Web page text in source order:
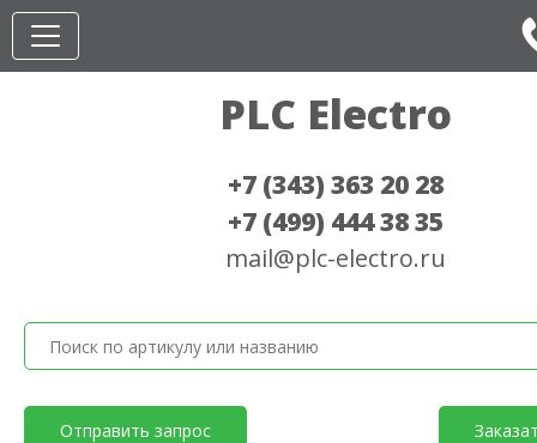
PLC Electro
+7 (343) 363 20 28
+7 (499) 444 38 35
mail@plc-electro.ru
Отправить запрос